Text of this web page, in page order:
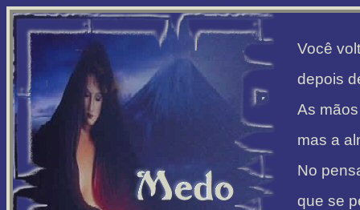
Você
depois
As
mas a
No
que se